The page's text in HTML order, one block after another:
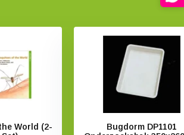
World (2-
Bugdorm DP1101